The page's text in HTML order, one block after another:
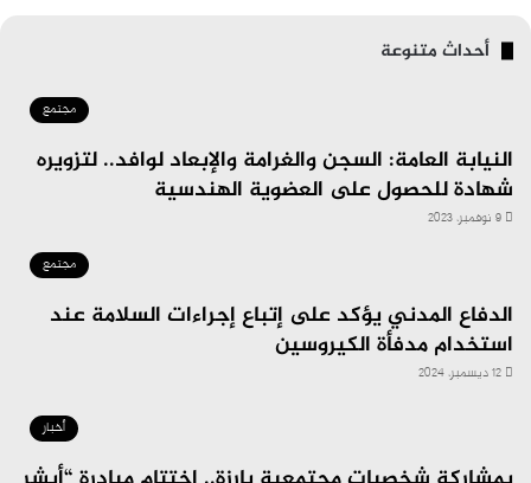
أحداث متنوعة
مجتمع
النيابة العامة: السجن والغرامة والإبعاد لوافد.. لتزويره
شهادة للحصول على العضوية الهندسية
9 نوفمبر، 2023
مجتمع
الدفاع المدني يؤكد على إتباع إجراءات السلامة عند
استخدام مدفأة الكيروسين
12 ديسمبر، 2024
أخبار